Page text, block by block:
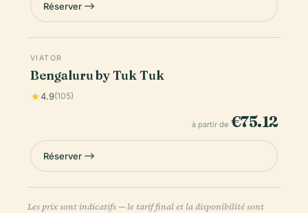
Réserver
VIATOR
Bengaluru by Tuk Tuk
4.9(105)
à partir de €75.12
Réserver
Les prix sont indicatifs — le tarif final et la disponibilité sont